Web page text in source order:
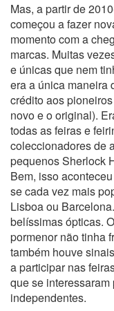
Mas, a partir de
começou a fazer
momento com a
marcas. Muitas
e únicas que nem
era a única maneira
crédito aos
novo e o original).
todas as feiras e
coleccionadores de
pequenos Sherlock
Bem, isso
se cada vez mais
Lisboa ou
belíssimas ópticas.
pormenor não tinha
também houve
a participar nas
que se
independentes.